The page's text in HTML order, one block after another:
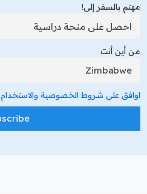
مهتم بالسفر إلى!
من أين أنت
اوافق على شروط الخصوصية والاستخدام